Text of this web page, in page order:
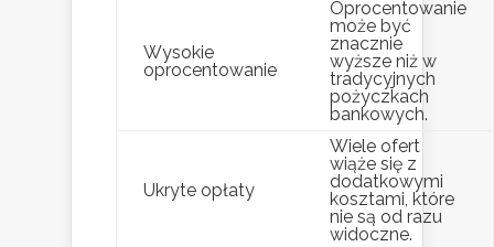
Wysokie
oprocentowanie
Oprocentowanie
może być
znacznie
wyższe niż w
tradycyjnych
pożyczkach
bankowych.
Ukryte opłaty
Wiele ofert
wiąże się z
dodatkowymi
kosztami, które
nie są od razu
widoczne.